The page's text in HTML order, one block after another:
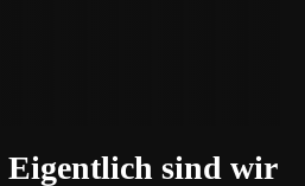
Eigentlich sind wir